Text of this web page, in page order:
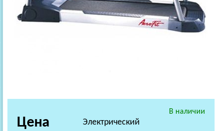
В наличии
Электрический
Цена